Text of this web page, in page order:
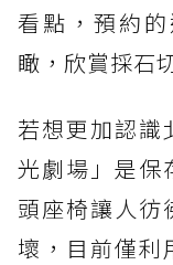
看點，預約
瞰，欣賞採石
若想更加認識
光劇場」是保
頭座椅讓人彷
壞，目前僅利